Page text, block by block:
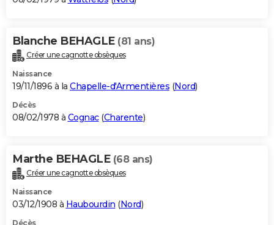
Blanche BEHAGLE (81 ans)
Créer une cagnotte obsèques
Naissance
19/11/1896 à la Chapelle-d'Armentières (Nord)
Décès
08/02/1978 à Cognac(Charente)
Marthe BEHAGLE (68 ans)
Créer une cagnotte obsèques
Naissance
03/12/1908 à Haubourdin (Nord)
Décès